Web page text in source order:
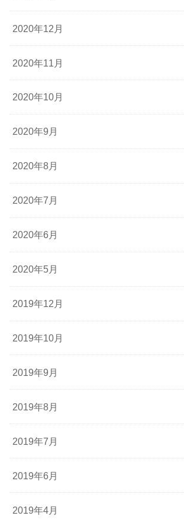
2020年12月
2020年11月
2020年10月
2020年9月
2020年8月
2020年7月
2020年6月
2020年5月
2019年12月
2019年10月
2019年9月
2019年8月
2019年7月
2019年6月
2019年4月